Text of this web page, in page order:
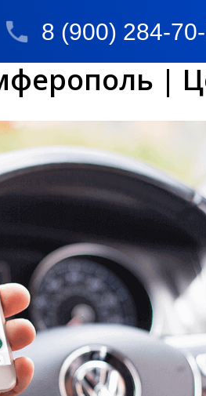
8 (900) 284-
|